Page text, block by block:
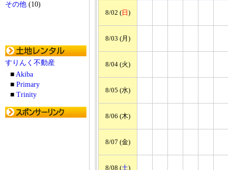
その他 (10)
すりんく不動産
■ Akiba
■ Primary
■ Trinity
8/02 ( 日 )
8/03 (月)
8/04 (火)
8/05 (水)
8/06 (木)
8/07 (金)
8/08 (土)